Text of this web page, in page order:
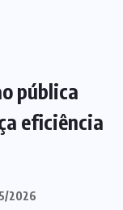
pública
eficiência
2026